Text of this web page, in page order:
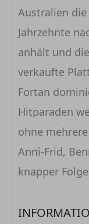
Australien
Jahrzehnte
anhält und
verkaufte
Fortan
Hitparaden
ohne
Anni-Frid,
knapper